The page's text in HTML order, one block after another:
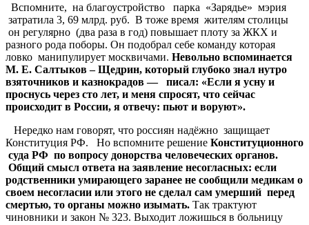
Вспомните, на благоустройство парка «Зарядье» мэрия
затратила 3, 69 млрд. руб. В тоже время жителям столицы
он регулярно (два раза в год) повышает плоту за ЖКХ и
разного рода поборы. Он подобрал себе команду которая
ловко манипулирует москвичами. Невольно вспоминается
М. Е. Салтыков – Щедрин, который глубоко знал нутро
взяточников и казнокрадов— писал: «Если я усну и
проснусь через сто лет, и меня спросят, что сейчас
происходит в России, я отвечу: пьют и воруют».
Нередко нам говорят, что россиян надёжно защищает
Конституция РФ. Но вспомните решение Конституционного
суда РФ по вопросу донорства человеческих органов.
Общий смысл ответа на заявление несогласных: если
родственники умирающего заранее не сообщили медикам о
своем несогласии или этого не сделал сам умерший перед
смертью, то органы можно изымать. Так трактуют
чиновники и закон № 323. Выходит ложишься в больницу